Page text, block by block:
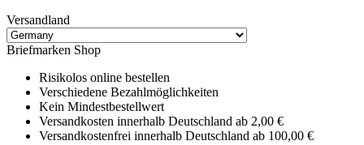
Versandland
Briefmarken Shop
Risikolos online bestellen
Verschiedene Bezahlmöglichkeiten
Kein Mindestbestellwert
Versandkosten innerhalb Deutschland ab 2,00 €
Versandkostenfrei innerhalb Deutschland ab 100,00 €